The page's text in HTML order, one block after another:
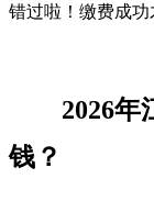
错过啦！缴费成功
2026年
钱？